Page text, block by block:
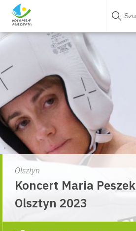
Skip
Olsztyn
Koncert Maria Peszek
Olsztyn 2023